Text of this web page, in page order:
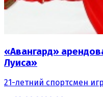
«Авангард»
Луиса»
21-летний спортсмен